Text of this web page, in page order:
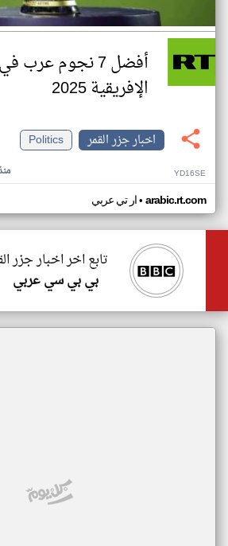
أفضل 7 نجوم
الإفريقية 2025
اخبار جزر القمر
Politics
منذ ٦ YD16SE
ار تي عربي• arabic.rt.com
تابع اخر اخبار جزر
بي بي سي عربي